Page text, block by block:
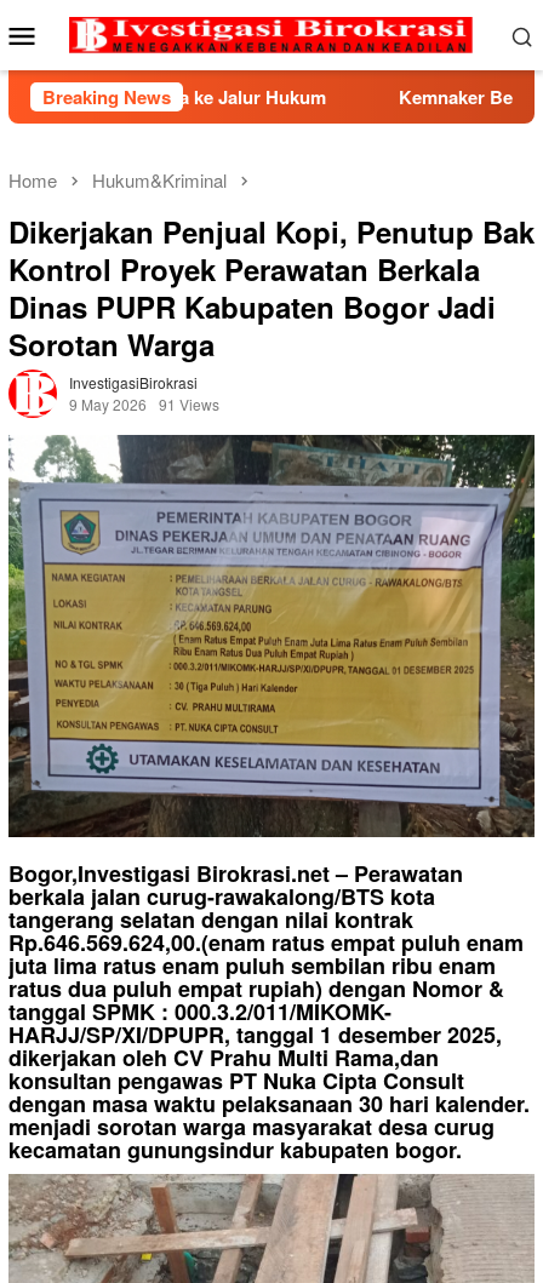
to
Mobile
Menu
Breaking News
ke Jalur Hukum Kemnaker Berhasil Mediasi
Home Hukum&Kriminal
Dikerjakan Penjual Kopi, Penutup Bak
Kontrol Proyek Perawatan Berkala
Dinas PUPR Kabupaten Bogor Jadi
Sorotan Warga
InvestigasiBirokrasi
9 May 2026
91 Views
Bogor,Investigasi Birokrasi.net – Perawatan
berkala jalan curug-rawakalong/BTS kota
tangerang selatan dengan nilai kontrak
Rp.646.569.624,00.(enam ratus empat puluh enam
juta lima ratus enam puluh sembilan ribu enam
ratus dua puluh empat rupiah) dengan Nomor &
tanggal SPMK : 000.3.2/011/MIKOMK-
HARJJ/SP/XI/DPUPR, tanggal 1 desember 2025,
dikerjakan oleh CV Prahu Multi Rama,dan
konsultan pengawas PT Nuka Cipta Consult
dengan masa waktu pelaksanaan 30 hari kalender.
menjadi sorotan warga masyarakat desa curug
kecamatan gunungsindur kabupaten bogor.